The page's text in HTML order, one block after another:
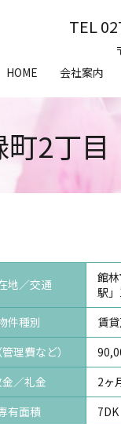
HOME 会社案内
TEL
2丁目
地／交通
館
駅
件種別
賃
理費など）
／礼金
2ヶ
有面積
7DK